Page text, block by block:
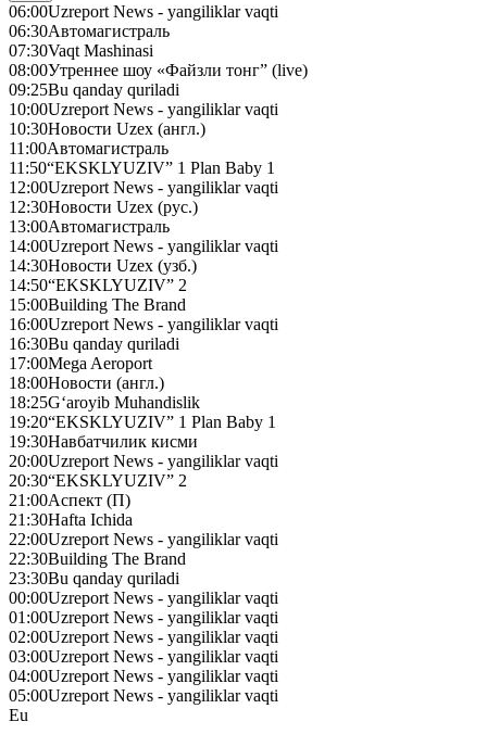
06:00Uzreport News - yangiliklar vaqti
06:30Автомагистраль
07:30Vaqt Mashinasi
08:00Утреннее шоу «Файзли тонг” (live)
09:25Bu qanday quriladi
10:00Uzreport News - yangiliklar vaqti
10:30Новости Uzex (англ.)
11:00Автомагистраль
11:50“EKSKLYUZIV” 1 Plan Baby 1
12:00Uzreport News - yangiliklar vaqti
12:30Новости Uzex (рус.)
13:00Автомагистраль
14:00Uzreport News - yangiliklar vaqti
14:30Новости Uzex (узб.)
14:50“EKSKLYUZIV” 2
15:00Building The Brand
16:00Uzreport News - yangiliklar vaqti
16:30Bu qanday quriladi
17:00Mega Aeroport
18:00Новости (англ.)
18:25G‘aroyib Muhandislik
19:20“EKSKLYUZIV” 1 Plan Baby 1
19:30Навбатчилик кисми
20:00Uzreport News - yangiliklar vaqti
20:30“EKSKLYUZIV” 2
21:00Аспект (П)
21:30Hafta Ichida
22:00Uzreport News - yangiliklar vaqti
22:30Building The Brand
23:30Bu qanday quriladi
00:00Uzreport News - yangiliklar vaqti
01:00Uzreport News - yangiliklar vaqti
02:00Uzreport News - yangiliklar vaqti
03:00Uzreport News - yangiliklar vaqti
04:00Uzreport News - yangiliklar vaqti
05:00Uzreport News - yangiliklar vaqti
Eu